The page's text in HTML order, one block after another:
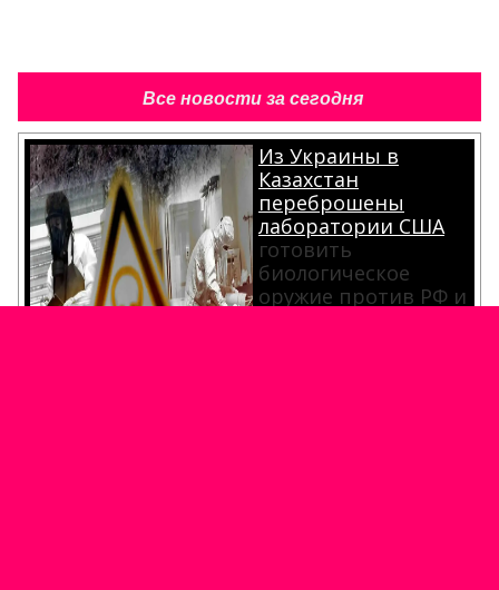
Все новости за сегодня
Из Украины в
Казахстан
переброшены
лаборатории США
готовить
биологическое
оружие против РФ и